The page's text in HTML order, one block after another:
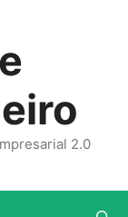
2.0